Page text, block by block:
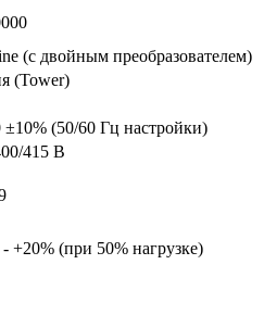
(с двойным преобразователем)
(Tower)
±10% (50/60 Гц настройки)
415 В
+20% (при 50% нагрузке)